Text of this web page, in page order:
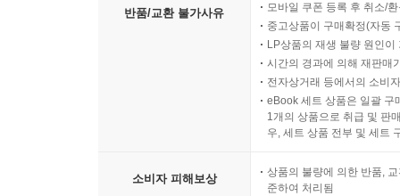
반품/교환 불가사유
모바일 쿠폰 등록 후 취소/
중고상품이 구매확정(자동
LP상품의 재생 불량 원인
시간의 경과에 의해 재판매
전자상거래 등에서의 소비
eBook 세트 상품은 일괄 구
1개의 상품으로 취급 및 판
우, 세트 상품 전부 및 세트
소비자 피해보상
상품의 불량에 의한 반품,
준하여 처리됨